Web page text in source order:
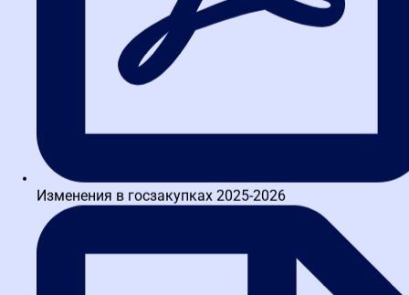
Ирина Комель
материалы, при этом много практических примеров и разборов.
49659.